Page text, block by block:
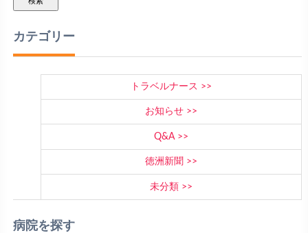
カテゴリー
トラベルナース
お知らせ
Q&A
徳洲新聞
未分類
病院を探す